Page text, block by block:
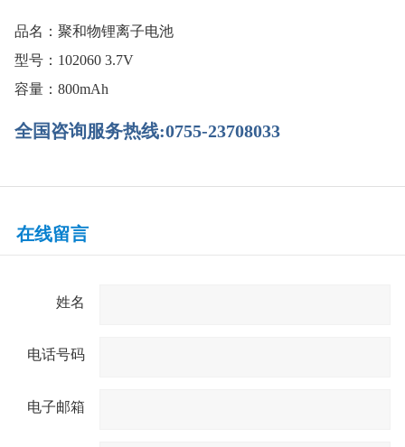
品名：聚和物锂离子电池
型号：102060 3.7V
容量：800mAh
全国咨询服务热线:0755-23708033
在线留言
姓名
电话号码
电子邮箱